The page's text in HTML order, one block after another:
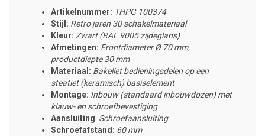
Artikelnummer: THPG 100374
Stijl: Retro jaren 30 schakelmateriaal
Kleur: Zwart (RAL 9005 zijdeglans)
Afmetingen: Frontdiameter Ø 70 mm,
productdiepte 30 mm
Materiaal: Bakeliet bedieningsdelen op een
steatiet (keramisch) basiselement
Montage: Inbouw (standaard inbouwdozen) met
klauw- en schroefbevestiging
Aansluiting: Schroefaansluiting
Schroefafstand: 60 mm